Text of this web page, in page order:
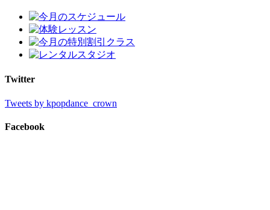
Twitter
Tweets by kpopdance_crown
Facebook